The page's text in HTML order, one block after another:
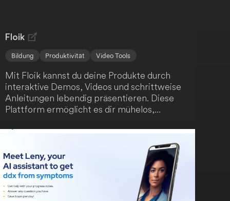
Floik
Bildung Produktivität Video Tools
Mit Floik kannst du deine Produkte durch
interaktive Demos, Videos und schrittweise
Anleitungen lebendig präsentieren. Diese
Plattform ermöglicht es dir mühelos,
auch wenn sich dein Produkt schnell
weiterentwickelt. Fördere das Verständnis
deiner Nutzer, steigere die
Kundenzufriedenheit und unterstütze die
Produktnutzung.